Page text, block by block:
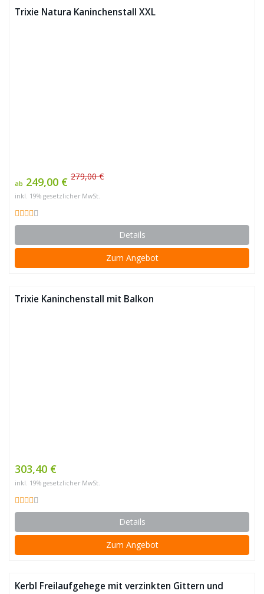
Trixie Natura Kaninchenstall XXL
ab 249,00 € 279,00 €
inkl. 19% gesetzlicher MwSt.
Details
Zum Angebot
Trixie Kaninchenstall mit Balkon
303,40 €
inkl. 19% gesetzlicher MwSt.
Details
Zum Angebot
Kerbl Freilaufgehege mit verzinkten Gittern und